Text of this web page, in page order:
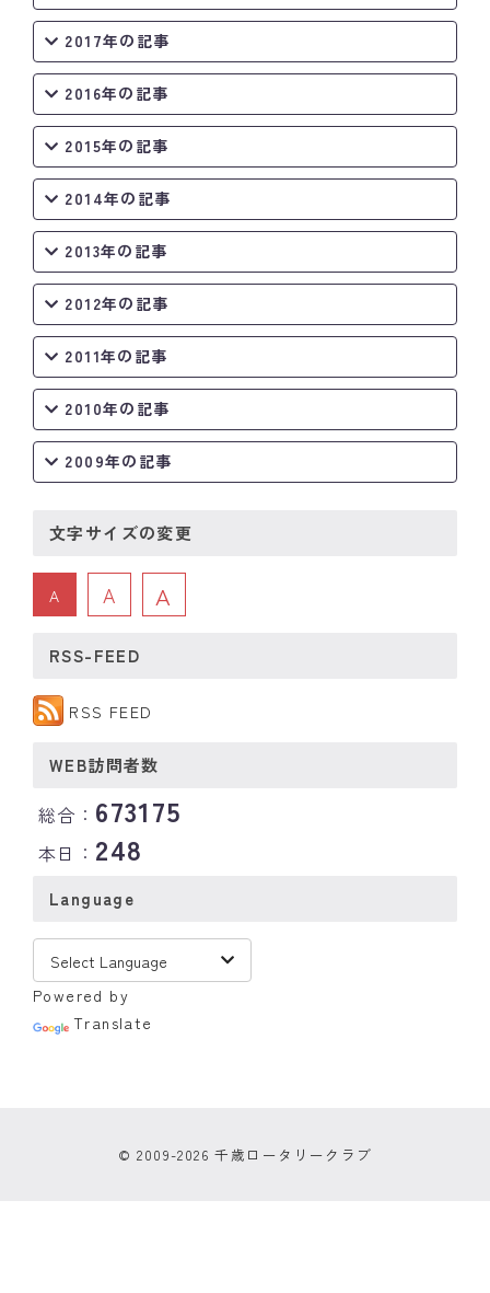
2017年の記事
2016年の記事
2015年の記事
2014年の記事
2013年の記事
2012年の記事
2011年の記事
2010年の記事
2009年の記事
文字サイズの変更
A A A
RSS-FEED
RSS FEED
WEB訪問者数
総合： 673175
本日： 248
Language
Powered by
Translate
© 2009-2026 千歳ロータリークラブ